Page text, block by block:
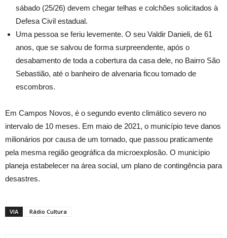
sábado (25/26) devem chegar telhas e colchões solicitados à
Defesa Civil estadual.
Uma pessoa se feriu levemente. O seu Valdir Danieli, de 61
anos, que se salvou de forma surpreendente, após o
desabamento de toda a cobertura da casa dele, no Bairro São
Sebastião, até o banheiro de alvenaria ficou tomado de
escombros.
Em Campos Novos, é o segundo evento climático severo no
intervalo de 10 meses. Em maio de 2021, o município teve danos
milionários por causa de um tornado, que passou praticamente
pela mesma região geográfica da microexplosão. O município
planeja estabelecer na área social, um plano de contingência para
desastres.
VIA Rádio Cultura